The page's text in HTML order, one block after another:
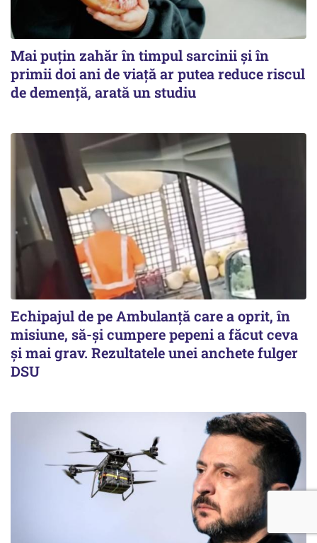
Mai puțin zahăr în timpul sarcinii și în
primii doi ani de viață ar putea reduce riscul
de demență, arată un studiu
Echipajul de pe Ambulanță care a oprit, în
misiune, să-și cumpere pepeni a făcut ceva
și mai grav. Rezultatele unei anchete fulger
DSU